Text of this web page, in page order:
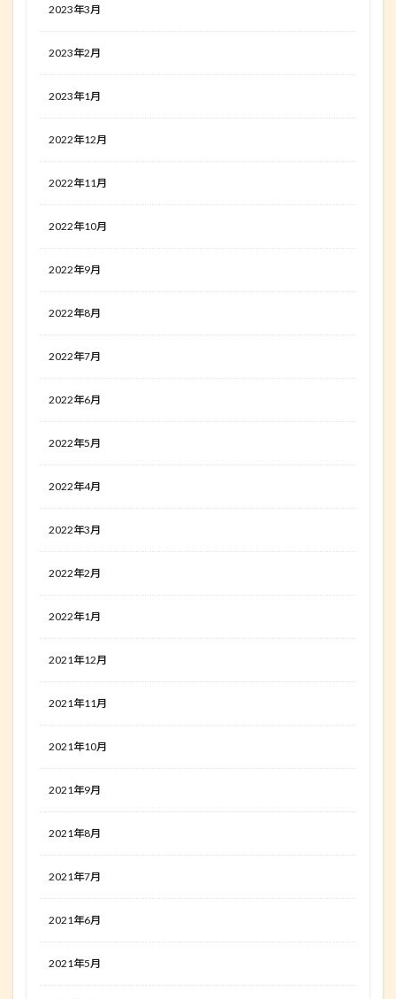
2023年3月
2023年2月
2023年1月
2022年12月
2022年11月
2022年10月
2022年9月
2022年8月
2022年7月
2022年6月
2022年5月
2022年4月
2022年3月
2022年2月
2022年1月
2021年12月
2021年11月
2021年10月
2021年9月
2021年8月
2021年7月
2021年6月
2021年5月